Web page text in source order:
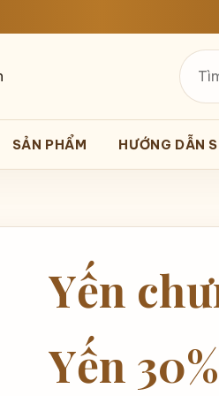
Tìm
SẢN PHẨM HƯỚNG DẪN
Yến
Yến 30%